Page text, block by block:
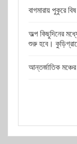
বাগমারায় পুকুরে
অল্প কিছুদিনের
শুরু হবে।
আন্তর্জাতিক